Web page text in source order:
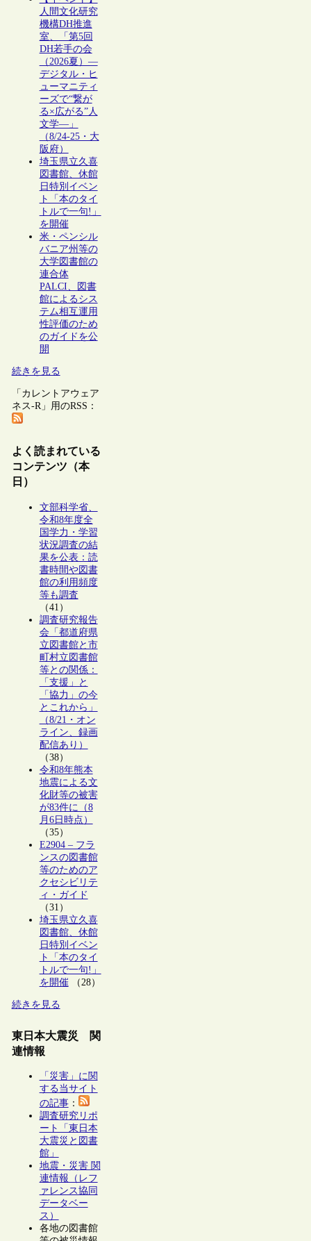
人間文化研究
機構DH推進
室、「第5回
DH若手の会
（2026夏）―
デジタル・ヒ
ューマニティ
ーズで“繋が
る×広がる”人
文学―」
（8/24-25・大
阪府）
埼玉県立久喜
図書館、休館
日特別イベン
ト「本のタイ
トルで一句!」
を開催
米・ペンシル
バニア州等の
大学図書館の
連合体
PALCI、図書
館によるシス
テム相互運用
性評価のため
のガイドを公
開
続きを見る
「カレントアウェア
ネス-R」用のRSS：
よく読まれている
コンテンツ（本
日）
文部科学省、
令和8年度全
国学力・学習
状況調査の結
果を公表：読
書時間や図書
館の利用頻度
等も調査
（41）
調査研究報告
会「都道府県
立図書館と市
町村立図書館
等との関係：
「支援」と
「協力」の今
とこれから」
（8/21・オン
ライン、録画
配信あり）
（38）
令和8年熊本
地震による文
化財等の被害
が83件に（8
月6日時点）
（35）
E2904 – フラ
ンスの図書館
等のためのア
クセシビリテ
ィ・ガイド
（31）
埼玉県立久喜
図書館、休館
日特別イベン
ト「本のタイ
トルで一句!」
を開催（28）
続きを見る
東日本大震災 関
連情報
「災害」に関
する当サイト
の記事：
調査研究リポ
ート「東日本
大震災と図書
館」
地震・災害 関
連情報（レフ
ァレンス協同
データベー
ス）
各地の図書館